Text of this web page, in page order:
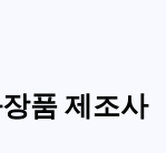
품 제조사